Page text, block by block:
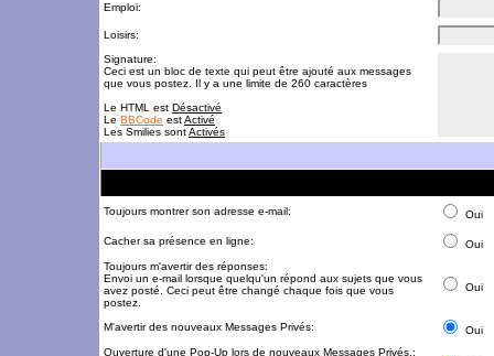
Emploi:
Loisirs:
Signature:
Ceci est un bloc de texte qui peut être ajouté aux messages
que vous postez. Il y a une limite de 260 caractères
Le HTML est Désactivé
Le BBCode estActivé
Les Smilies sontActivés
Toujours montrer son adresse e-mail: Oui
Cacher sa présence en ligne:
Oui
Toujours m'avertir des réponses:
Envoi un e-mail lorsque quelqu'un répond aux sujets que vous
avez posté. Ceci peut être changé chaque fois que vous
postez.
Oui
M'avertir des nouveaux Messages Privés:
Oui
Ouverture d'une Pop-Up lors de nouveaux Messages Privés.: